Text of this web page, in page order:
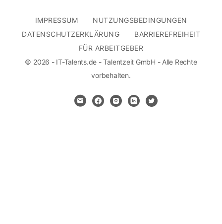
IMPRESSUM
NUTZUNGSBEDINGUNGEN
DATENSCHUTZERKLÄRUNG
BARRIEREFREIHEIT
FÜR ARBEITGEBER
© 2026 - IT-Talents.de - Talentzeit GmbH - Alle Rechte
vorbehalten.